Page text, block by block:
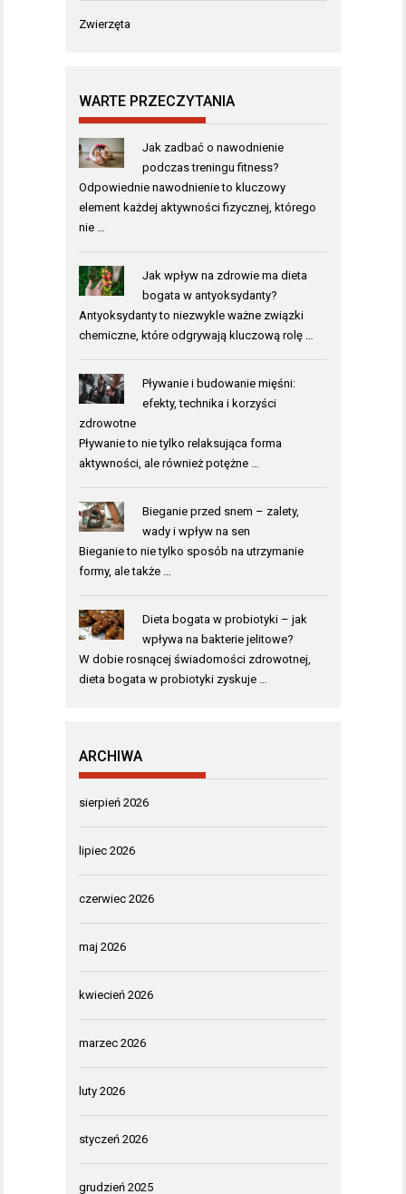
Zwierzęta
WARTE PRZECZYTANIA
Jak zadbać o nawodnienie
podczas treningu fitness?
Odpowiednie nawodnienie to kluczowy
element każdej aktywności fizycznej, którego
nie …
Jak wpływ na zdrowie ma dieta
bogata w antyoksydanty?
Antyoksydanty to niezwykle ważne związki
chemiczne, które odgrywają kluczową rolę …
Pływanie i budowanie mięśni:
efekty, technika i korzyści
zdrowotne
Pływanie to nie tylko relaksująca forma
aktywności, ale również potężne …
Bieganie przed snem – zalety,
wady i wpływ na sen
Bieganie to nie tylko sposób na utrzymanie
formy, ale także …
Dieta bogata w probiotyki – jak
wpływa na bakterie jelitowe?
W dobie rosnącej świadomości zdrowotnej,
dieta bogata w probiotyki zyskuje …
ARCHIWA
sierpień 2026
lipiec 2026
czerwiec 2026
maj 2026
kwiecień 2026
marzec 2026
luty 2026
styczeń 2026
grudzień 2025